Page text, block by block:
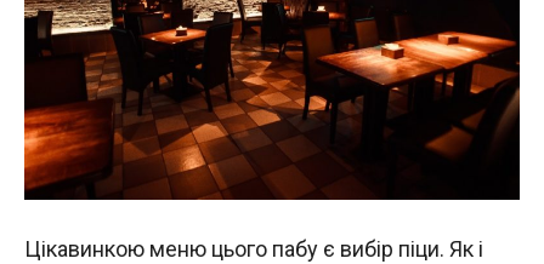
Цікавинкою меню цього пабу є вибір піци. Як і